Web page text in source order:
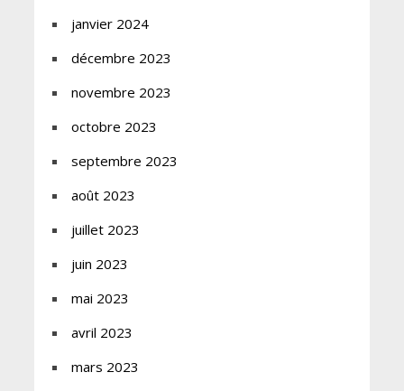
janvier 2024
décembre 2023
novembre 2023
octobre 2023
septembre 2023
août 2023
juillet 2023
juin 2023
mai 2023
avril 2023
mars 2023